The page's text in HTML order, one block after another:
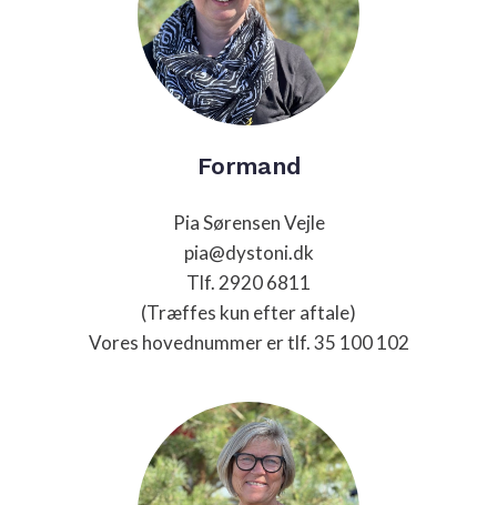
Formand
Pia Sørensen Vejle
pia@dystoni.dk
Tlf. 2920 6811
(Træffes kun efter aftale)
Vores hovednummer er tlf.35 100 102